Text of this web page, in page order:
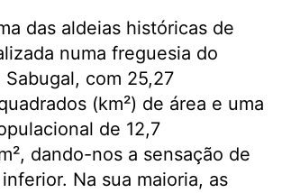
das aldeias históricas de
numa freguesia do
com 25,27
(km²) de área e uma
de 12,7
dando-nos a sensação de
Na sua maioria, as